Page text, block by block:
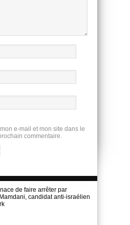
e-mail et mon site dans le
commentaire.
de faire arrêter par
candidat anti-israélien